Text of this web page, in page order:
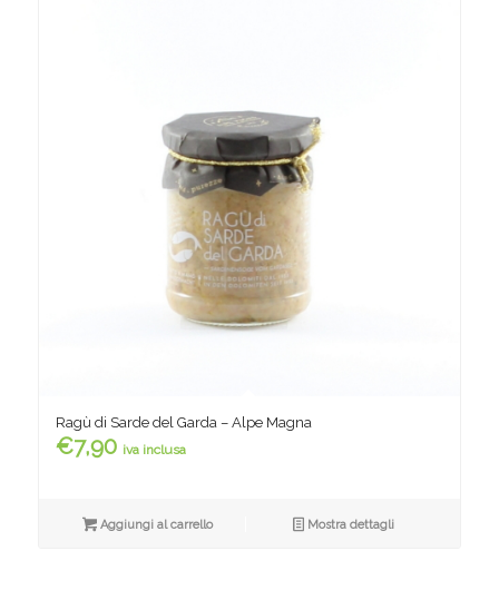
Ragù di Sarde del Garda – Alpe Magna
€7,90 iva inclusa
Aggiungi al carrello Mostra dettagli